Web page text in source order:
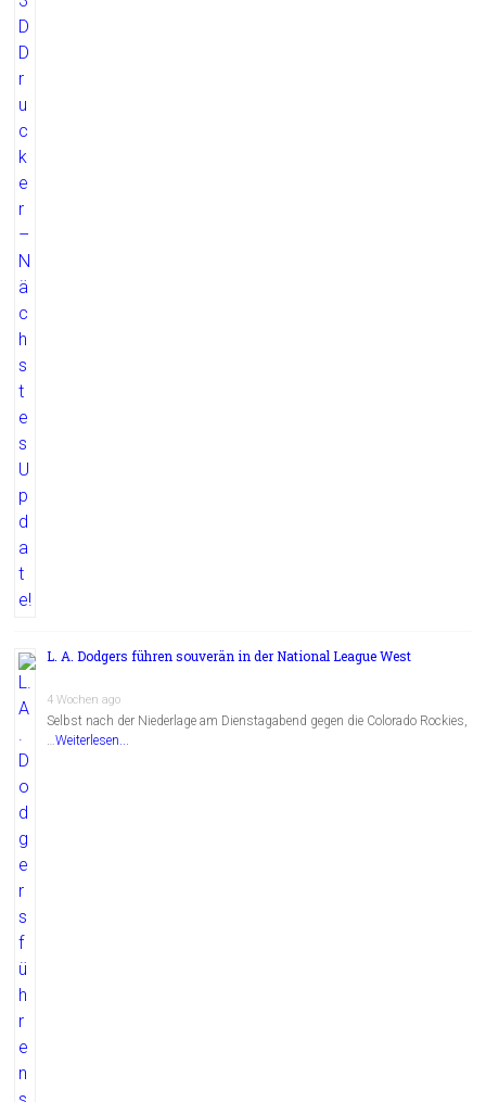
L. A. Dodgers führen souverän in der National League West
4 Wochen ago
Selbst nach der Niederlage am Dienstagabend gegen die Colorado Rockies,
…Weiterlesen...